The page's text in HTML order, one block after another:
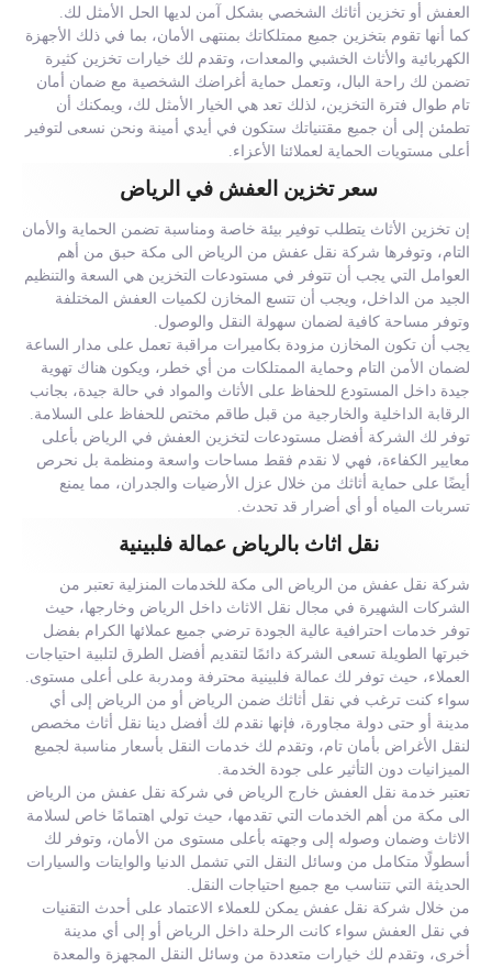
العفش أو تخزين أثاثك الشخصي بشكل آمن لديها الحل الأمثل لك.
كما أنها تقوم بتخزين جميع ممتلكاتك بمنتهى الأمان، بما في ذلك الأجهزة
الكهربائية والأثاث الخشبي والمعدات، وتقدم لك خيارات تخزين كثيرة
تضمن لك راحة البال، وتعمل حماية أغراضك الشخصية مع ضمان أمان
تام طوال فترة التخزين، لذلك تعد هي الخيار الأمثل لك، ويمكنك أن
تطمئن إلى أن جميع مقتنياتك ستكون في أيدي أمينة ونحن نسعى لتوفير
أعلى مستويات الحماية لعملائنا الأعزاء.
سعر تخزين العفش في الرياض
إن تخزين الأثاث يتطلب توفير بيئة خاصة ومناسبة تضمن الحماية والأمان
التام، وتوفرها شركة نقل عفش من الرياض الى مكة حبق من أهم
العوامل التي يجب أن تتوفر في مستودعات التخزين هي السعة والتنظيم
الجيد من الداخل، ويجب أن تتسع المخازن لكميات العفش المختلفة
وتوفر مساحة كافية لضمان سهولة النقل والوصول.
يجب أن تكون المخازن مزودة بكاميرات مراقبة تعمل على مدار الساعة
لضمان الأمن التام وحماية الممتلكات من أي خطر، ويكون هناك تهوية
جيدة داخل المستودع للحفاظ على الأثاث والمواد في حالة جيدة، بجانب
الرقابة الداخلية والخارجية من قبل طاقم مختص للحفاظ على السلامة.
توفر لك الشركة أفضل مستودعات لتخزين العفش في الرياض بأعلى
معايير الكفاءة، فهي لا نقدم فقط مساحات واسعة ومنظمة بل نحرص
أيضًا على حماية أثاثك من خلال عزل الأرضيات والجدران، مما يمنع
تسربات المياه أو أي أضرار قد تحدث.
نقل اثاث بالرياض عمالة فلبينية
شركة نقل عفش من الرياض الى مكة للخدمات المنزلية تعتبر من
الشركات الشهيرة في مجال نقل الاثاث داخل الرياض وخارجها، حيث
توفر خدمات احترافية عالية الجودة ترضي جميع عملائها الكرام بفضل
خبرتها الطويلة تسعى الشركة دائمًا لتقديم أفضل الطرق لتلبية احتياجات
العملاء، حيث توفر لك عمالة فلبينية محترفة ومدربة على أعلى مستوى.
سواء كنت ترغب في نقل أثاثك ضمن الرياض أو من الرياض إلى أي
مدينة أو حتى دولة مجاورة، فإنها نقدم لك أفضل دينا نقل أثاث مخصص
لنقل الأغراض بأمان تام، وتقدم لك خدمات النقل بأسعار مناسبة لجميع
الميزانيات دون التأثير على جودة الخدمة.
تعتبر خدمة نقل العفش خارج الرياض في شركة نقل عفش من الرياض
الى مكة من أهم الخدمات التي تقدمها، حيث تولي اهتمامًا خاص لسلامة
الاثاث وضمان وصوله إلى وجهته بأعلى مستوى من الأمان، وتوفر لك
أسطولًا متكامل من وسائل النقل التي تشمل الدنيا والوايتات والسيارات
الحديثة التي تتناسب مع جميع احتياجات النقل.
من خلال شركة نقل عفش يمكن للعملاء الاعتماد على أحدث التقنيات
في نقل العفش سواء كانت الرحلة داخل الرياض أو إلى أي مدينة
أخرى، وتقدم لك خيارات متعددة من وسائل النقل المجهزة والمعدة